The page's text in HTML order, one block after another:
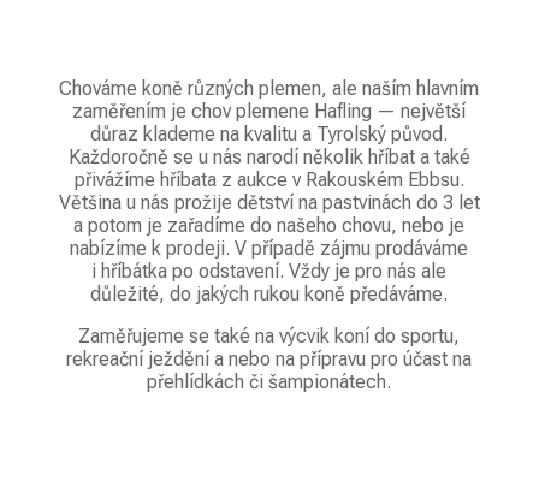
Chováme koně různých plemen, ale naším hlavním
zaměřením je chov plemene Hafling — největší
důraz klademe na kvalitu a Tyrolský původ.
Každoročně se u nás narodí několik hříbat a také
přivážíme hříbata z aukce v Rakouském Ebbsu.
Většina u nás prožije dětství na pastvinách do 3 let
a potom je zařadíme do našeho chovu, nebo je
nabízíme k prodeji. V případě zájmu prodáváme
i hříbátka po odstavení. Vždy je pro nás ale
důležité, do jakých rukou koně předáváme.
Zaměřujeme se také na výcvik koní do sportu,
rekreační ježdění a nebo na přípravu pro účast na
přehlídkách či šampionátech.